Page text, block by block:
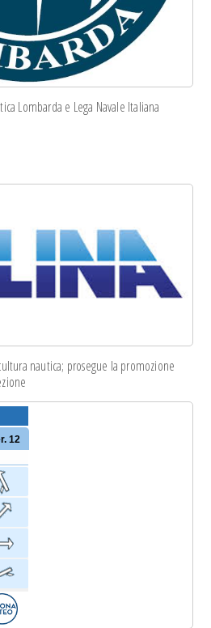
Lombarda e Lega Navale Italiana
nautica; prosegue la promozione